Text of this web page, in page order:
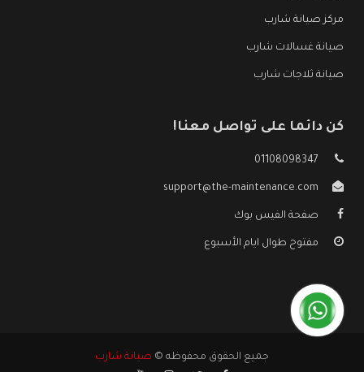
مركز صيانة شارب
صيانة غسالات شارب
صيانة ثلاجات شارب
كن دائما على تواصل معنا!
01108098347
support@the-maintenance.com
صفحة الفيس بوك
مفتوح طوال ايام الأسبوع
جميع الحقوق محفوظه © صيانة شارب